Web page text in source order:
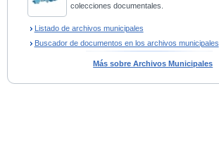
colecciones documentales.
Listado de archivos municipales
Buscador de documentos en los archivos municipales
Más sobre Archivos Municipales